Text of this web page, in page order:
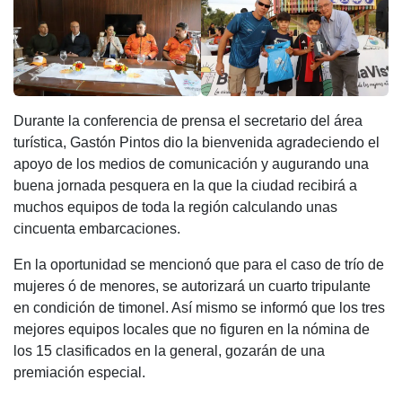
Durante la conferencia de prensa el secretario del área
turística, Gastón Pintos dio la bienvenida agradeciendo el
apoyo de los medios de comunicación y augurando una
buena jornada pesquera en la que la ciudad recibirá a
muchos equipos de toda la región calculando unas
cincuenta embarcaciones.
En la oportunidad se mencionó que para el caso de trío de
mujeres ó de menores, se autorizará un cuarto tripulante
en condición de timonel. Así mismo se informó que los tres
mejores equipos locales que no figuren en la nómina de
los 15 clasificados en la general, gozarán de una
premiación especial.